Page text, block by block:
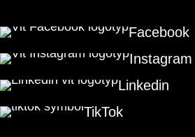
Facebook
Instagram
Linkedin
TikTok